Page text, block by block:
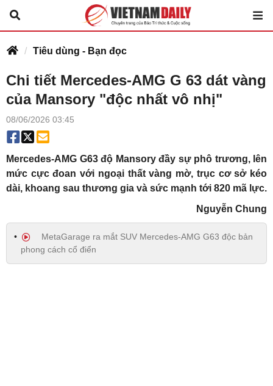
Tiêu dùng - Bạn đọc
Chi tiết Mercedes-AMG G 63 dát vàng
của Mansory "độc nhất vô nhị"
08/06/2026 03:45
Mercedes-AMG G63 độ Mansory đầy sự phô trương, lên
mức cực đoan với ngoại thất vàng mờ, trục cơ sở kéo
dài, khoang sau thương gia và sức mạnh tới 820 mã lực.
Nguyễn Chung
MetaGarage ra mắt SUV Mercedes-AMG G63 độc bản
phong cách cổ điển